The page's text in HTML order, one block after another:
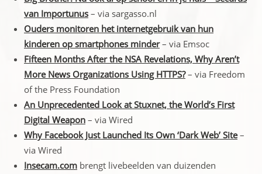
van Importunus – via sargasso.nl
Ouders monitoren het internetgebruik van hun
kinderen op smartphones minder– via Emsoc
Fifteen Months After the NSA Revelations, Why Aren’t
More News Organizations Using HTTPS?– via Freedom
of the Press Foundation
An Unprecedented Look at Stuxnet, the World’s First
Digital Weapon – via Wired
Why Facebook Just Launched Its Own ‘Dark Web’ Site–
via Wired
Insecam.com brengt livebeelden van duizenden